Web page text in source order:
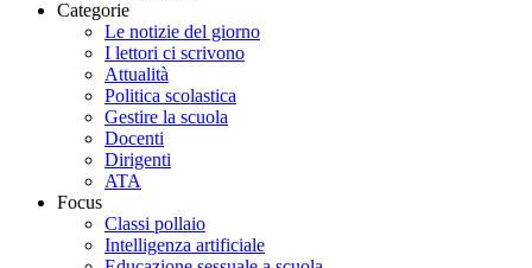
Categorie
Le notizie del giorno
I lettori ci scrivono
Attualità
Politica scolastica
Gestire la scuola
Docenti
Dirigenti
ATA
Focus
Classi pollaio
Intelligenza artificiale